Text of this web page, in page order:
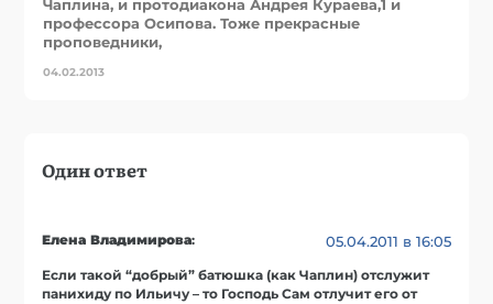
Чаплина, и протодиакона Андрея Кураева,1 и
профессора Осипова. Тоже прекрасные
проповедники,
04.02.2013
Один ответ
Елена Владимирова: 05.04.2011 в 16:05
Если такой “добрый” батюшка (как Чаплин) отслужит
панихиду по Ильичу – то Господь Сам отлучит его от